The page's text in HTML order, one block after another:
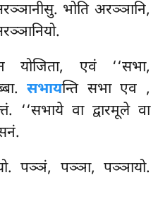
भोति अरञ्ञानि,
योजिता, एवं ‘‘सभा,
सभायन्ति सभा एव ,
‘‘सभाये वा द्वारमूले वा
पञ्ञं, पञ्ञा, पञ्ञायो.